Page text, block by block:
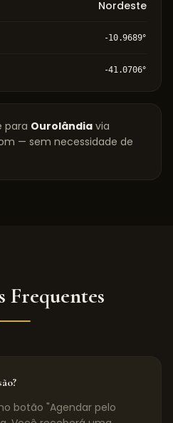
Nordeste
-10.9689°
-41.0706°
para Ourolândia via
— sem necessidade de
Frequentes
botão "Agendar pelo